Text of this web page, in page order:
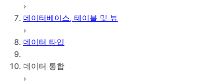
데이터베이스, 테이블 및 뷰
데이터 타입
데이터 통합